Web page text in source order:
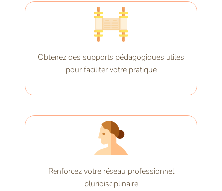
Obtenez des supports pédagogiques utiles
pour faciliter votre pratique
Renforcez votre réseau professionnel
pluridisciplinaire